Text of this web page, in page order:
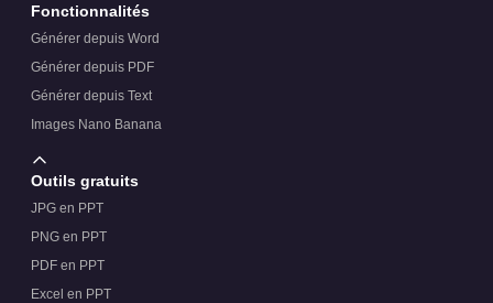
Fonctionnalités
Générer depuis Word
Générer depuis PDF
Générer depuis Text
Images Nano Banana
Outils gratuits
JPG en PPT
PNG en PPT
PDF en PPT
Excel en PPT